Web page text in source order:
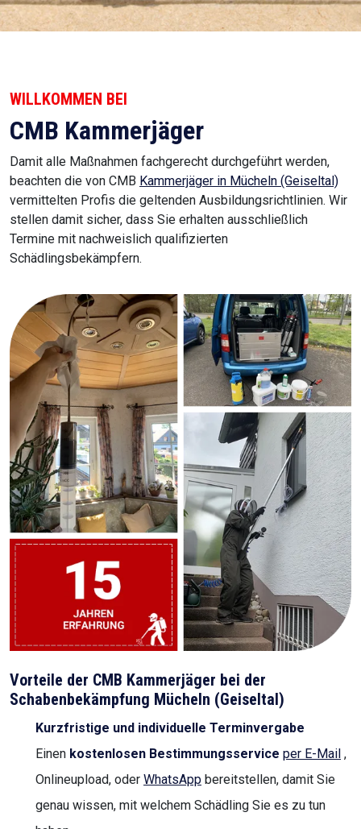
WILLKOMMEN BEI
CMB Kammerjäger
Damit alle Maßnahmen fachgerecht durchgeführt werden,
beachten die von CMB Kammerjäger in Mücheln (Geiseltal)
vermittelten Profis die geltenden Ausbildungsrichtlinien. Wir
stellen damit sicher, dass Sie erhalten ausschließlich
Termine mit nachweislich qualifizierten
Schädlingsbekämpfern.
Vorteile der CMB Kammerjäger bei der
Schabenbekämpfung Mücheln (Geiseltal)
Kurzfristige und individuelle Terminvergabe
Einen kostenlosen Bestimmungsservice per E-Mail ,
Onlineupload, oder WhatsApp bereitstellen, damit Sie
genau wissen, mit welchem Schädling Sie es zu tun